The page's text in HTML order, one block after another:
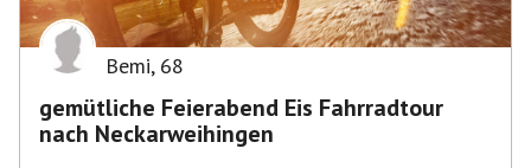
Bemi, 68
gemütliche Feierabend Eis Fahrradtour
nach Neckarweihingen